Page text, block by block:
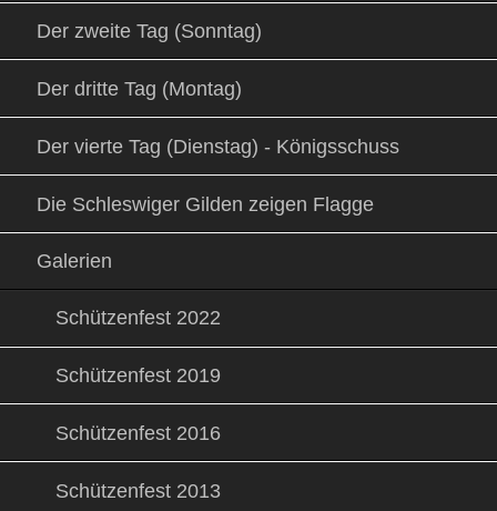
Der zweite Tag (Sonntag)
Der dritte Tag (Montag)
Der vierte Tag (Dienstag) - Königsschuss
Die Schleswiger Gilden zeigen Flagge
Galerien
Schützenfest 2022
Schützenfest 2019
Schützenfest 2016
Schützenfest 2013